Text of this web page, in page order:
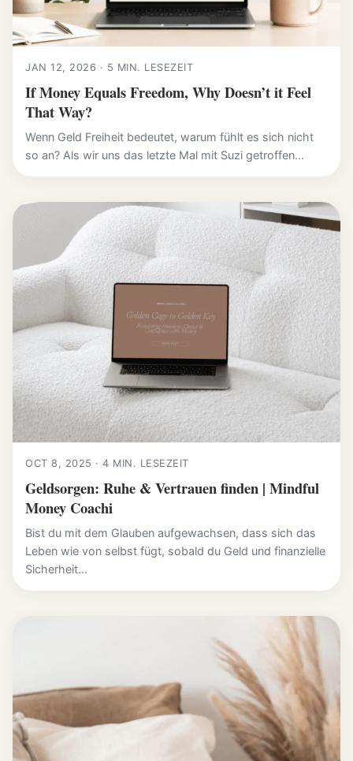
JAN 12, 2026 · 5 MIN. LESEZEIT
If Money Equals Freedom, Why Doesn’t it Feel
That Way?
Wenn Geld Freiheit bedeutet, warum fühlt es sich nicht
so an? Als wir uns das letzte Mal mit Suzi getroffen...
OCT 8, 2025 · 4 MIN. LESEZEIT
Geldsorgen: Ruhe & Vertrauen finden | Mindful
Money Coachi
Bist du mit dem Glauben aufgewachsen, dass sich das
Leben wie von selbst fügt, sobald du Geld und finanzielle
Sicherheit...